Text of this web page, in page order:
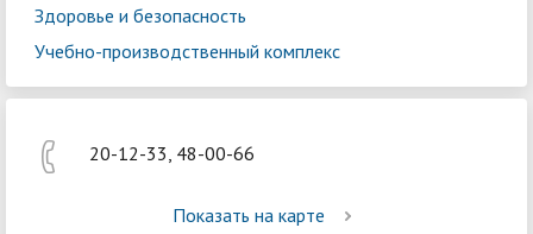
Здоровье и безопасность
Учебно-производственный комплекс
20-12-33, 48-00-66
Показать на карте